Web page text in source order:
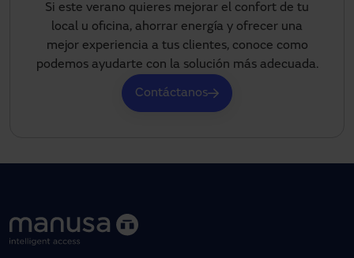
Si este verano quieres mejorar el confort de tu
local u oficina, ahorrar energía y ofrecer una
mejor experiencia a tus clientes, conoce como
podemos ayudarte con la solución más adecuada.
Contáctanos